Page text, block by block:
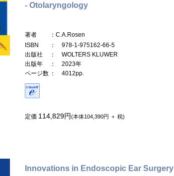
- Otolaryngology
著者
：C.A.Rosen
ISBN
： 978-1-975162-66-5
出版社
： WOLTERS KLUWER
出版年
： 2023年
ページ数 ： 4012pp.
定価 114,829円(本体104,390円 ＋ 税)
Innovations in Endoscopic Ear Surgery